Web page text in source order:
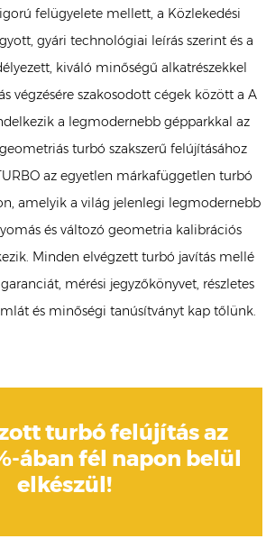
felügyelete mellett, a Közlekedési
gyári technológiai leírás szerint és a
kiváló minőségű alkatrészekkel
végzésére szakosodott cégek között a A
a legmodernebb gépparkkal az
turbó szakszerű felújításához
az egyetlen márkafüggetlen turbó
amelyik a világ jelenlegi legmodernebb
és változó geometria kalibrációs
Minden elvégzett turbó javítás mellé
mérési jegyzőkönyvet, részletes
és minőségi tanúsítványt kap tőlünk.
turbó felújítás az
ában fél napon belül
elkészül!